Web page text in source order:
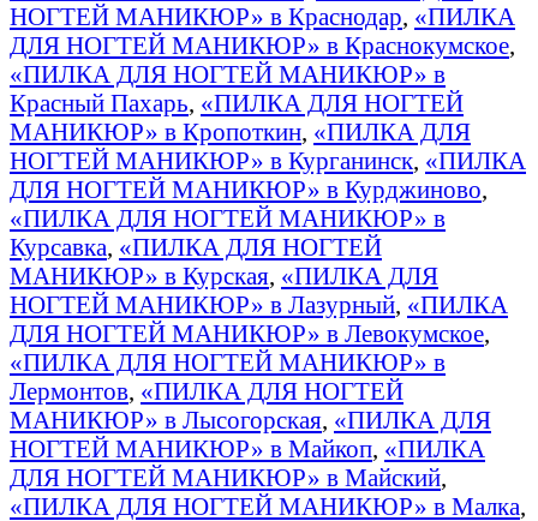
НОГТЕЙ МАНИКЮР» в Краснодар, «ПИЛКА
ДЛЯ НОГТЕЙ МАНИКЮР» в Краснокумское,
«ПИЛКА ДЛЯ НОГТЕЙ МАНИКЮР» в
Красный Пахарь, «ПИЛКА ДЛЯ НОГТЕЙ
МАНИКЮР» в Кропоткин, «ПИЛКА ДЛЯ
НОГТЕЙ МАНИКЮР» в Курганинск, «ПИЛКА
ДЛЯ НОГТЕЙ МАНИКЮР» в Курджиново,
«ПИЛКА ДЛЯ НОГТЕЙ МАНИКЮР» в
Курсавка, «ПИЛКА ДЛЯ НОГТЕЙ
МАНИКЮР» в Курская, «ПИЛКА ДЛЯ
НОГТЕЙ МАНИКЮР» в Лазурный, «ПИЛКА
ДЛЯ НОГТЕЙ МАНИКЮР» в Левокумское,
«ПИЛКА ДЛЯ НОГТЕЙ МАНИКЮР» в
Лермонтов, «ПИЛКА ДЛЯ НОГТЕЙ
МАНИКЮР» в Лысогорская, «ПИЛКА ДЛЯ
НОГТЕЙ МАНИКЮР» в Майкоп, «ПИЛКА
ДЛЯ НОГТЕЙ МАНИКЮР» в Майский,
«ПИЛКА ДЛЯ НОГТЕЙ МАНИКЮР» в Малка,